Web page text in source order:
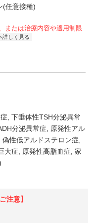
(任意接種)
または治療内容や適用制限
詳しく見る
下垂体性TSH分泌異常
分泌異常症
原発性アル
偽性低アルドステロン症
大症 原発性高脂血症 家
注意】